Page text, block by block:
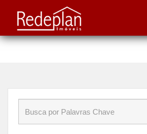
Início» Blog »especialistas em imóveis